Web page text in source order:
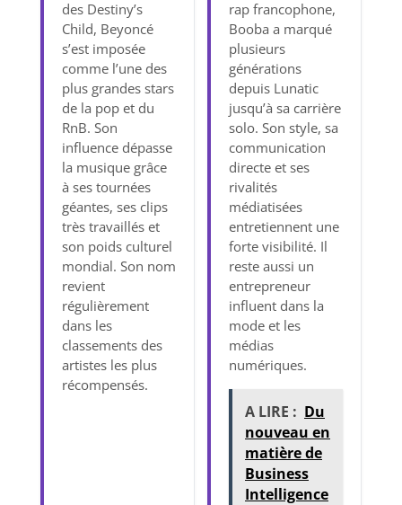
des Destiny’s
Child, Beyoncé
s’est imposée
comme l’une des
plus grandes stars
de la pop et du
RnB. Son
influence dépasse
la musique grâce
à ses tournées
géantes, ses clips
très travaillés et
son poids culturel
mondial. Son nom
revient
régulièrement
dans les
classements des
artistes les plus
récompensés.
rap francophone,
Booba a marqué
plusieurs
générations
depuis Lunatic
jusqu’à sa carrière
solo. Son style, sa
communication
directe et ses
rivalités
médiatisées
entretiennent une
forte visibilité. Il
reste aussi un
entrepreneur
influent dans la
mode et les
médias
numériques.
A LIRE : Du
nouveau en
matière de
Business
Intelligence